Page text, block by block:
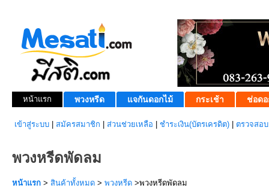
หน้าแรก พวงหรีด แจกันดอกไม้ กระเช้า ช่อดอ
เข้าสู่ระบบ สมัครสมาชิก ส่วนช่วยเหลือ ชำระเงิน(บัตรเครดิต) ตรวจสอ
พวงหรีดพัดลม
หน้าแรก > สินค้าทั้งหมด > พวงหรีด >พวงหรีดพัดลม